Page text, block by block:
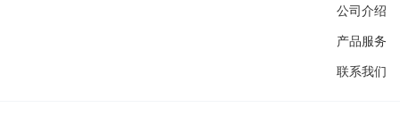
公司介绍
产品服务
联系我们